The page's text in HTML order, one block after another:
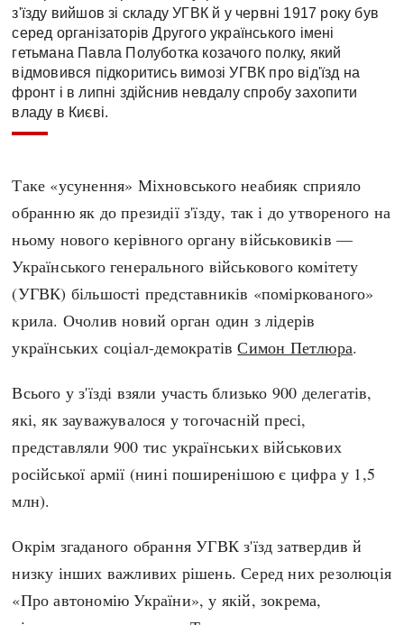
з'їзду вийшов зі складу УГВК й у червні 1917 року був
серед організаторів Другого українського імені
гетьмана Павла Полуботка козачого полку, який
відмовився підкоритись вимозі УГВК про від'їзд на
фронт і в липні здійснив невдалу спробу захопити
владу в Києві.
Таке «усунення» Міхновського неабияк сприяло
обранню як до президії з'їзду, так і до утвореного на
ньому нового керівного органу військовиків —
Українського генерального військового комітету
(УГВК) більшості представників «поміркованого»
крила. Очолив новий орган один з лідерів
українських соціал-демократівСимон Петлюра.
Всього у з'їзді взяли участь близько 900 делегатів,
які, як зауважувалося у тогочасній пресі,
представляли 900 тис українських військових
російської армії (нині поширенішою є цифра у 1,5
млн).
Окрім згаданого обрання УГВК з'їзд затвердив й
низку інших важливих рішень. Серед них резолюція
«Про автономію України», у якій, зокрема,